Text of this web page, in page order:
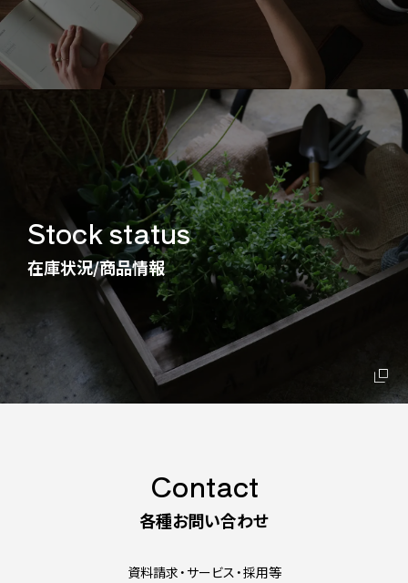
Stock status
在庫状況/商品情報
Contact
各種お問い合わせ
資料請求・サービス・採用等